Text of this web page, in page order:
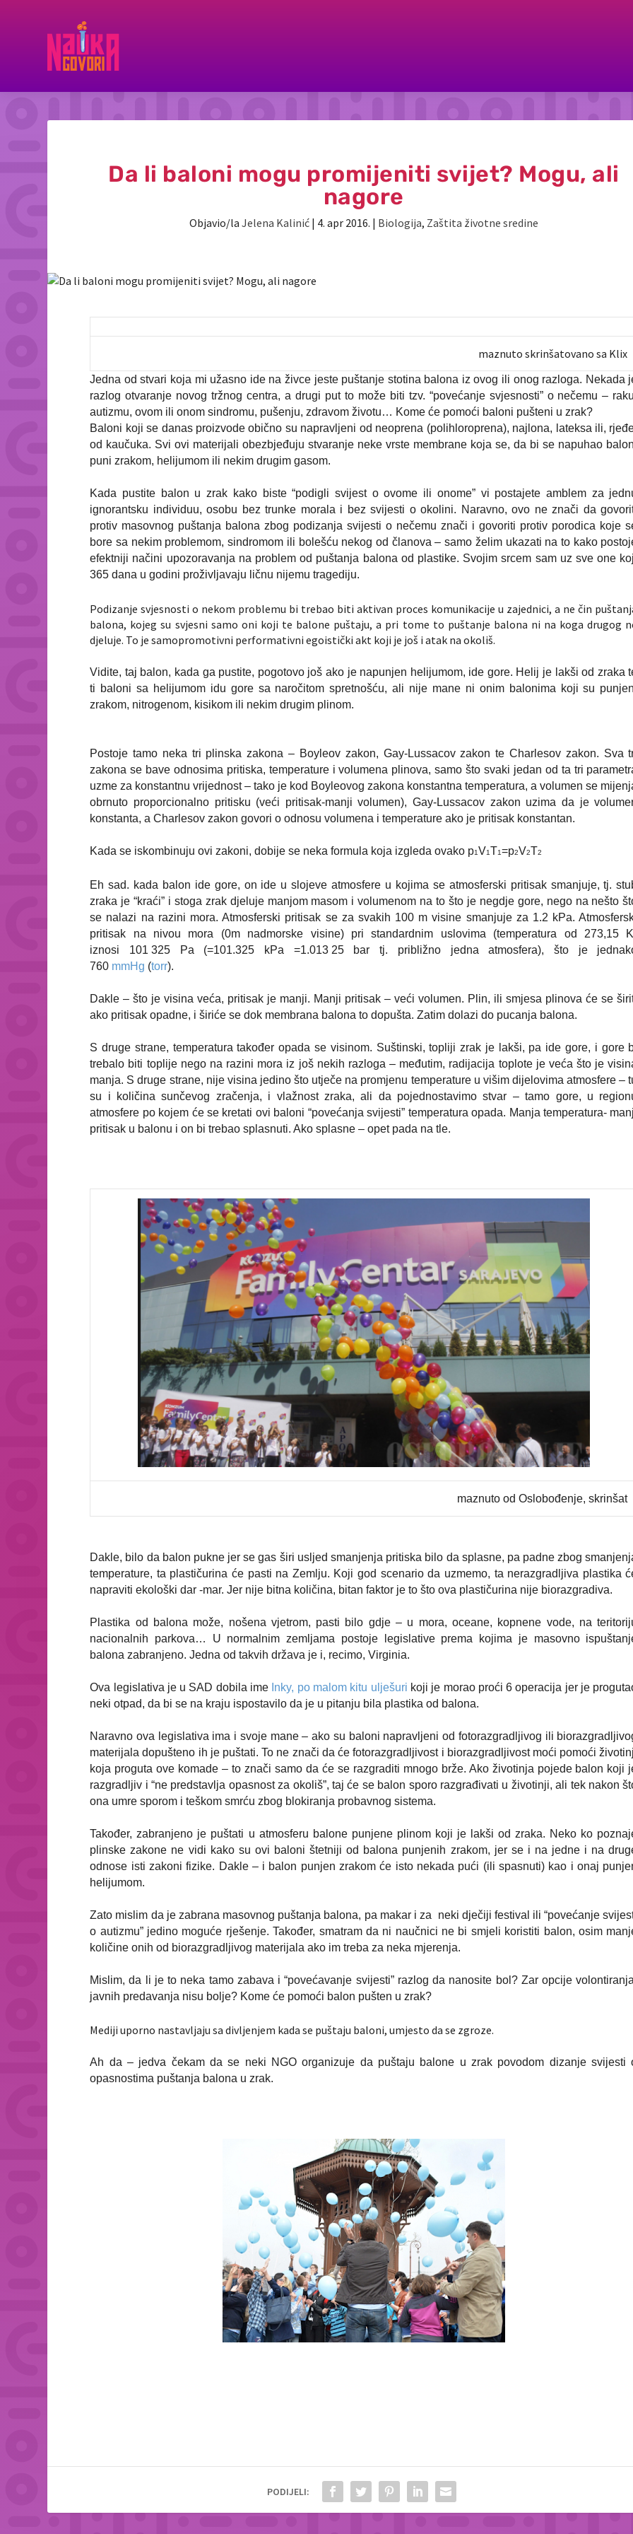
Da li baloni mogu promijeniti svijet? Mogu, ali
nagore
Objavio/la Jelena Kalinić| 4. apr 2016. | Biologija, Zaštita životne sredine
maznuto skrinšatovano sa Klix
Jedna od stvari koja mi užasno ide na živce jeste puštanje stotina balona iz ovog ili onog razloga. Nekada
razlog otvaranje novog tržnog centra, a drugi put to može biti tzv. “povećanje svjesnosti” o nečemu –
autizmu, ovom ili onom sindromu, pušenju, zdravom životu… Kome će pomoći baloni pušteni u zrak?
Baloni koji se danas proizvode obično su napravljeni od neoprena (polihloroprena), najlona, lateksa ili,
od kaučuka. Svi ovi materijali obezbjeđuju stvaranje neke vrste membrane koja se, da bi se napuhao
puni zrakom, helijumom ili nekim drugim gasom.
Kada pustite balon u zrak kako biste “podigli svijest o ovome ili onome” vi postajete amblem za
ignorantsku individuu, osobu bez trunke morala i bez svijesti o okolini. Naravno, ovo ne znači da
protiv masovnog puštanja balona zbog podizanja svijesti o nečemu znači i govoriti protiv porodica koje
bore sa nekim problemom, sindromom ili bolešću nekog od članova – samo želim ukazati na to kako
efektniji načini upozoravanja na problem od puštanja balona od plastike. Svojim srcem sam uz sve one
365 dana u godini proživljavaju ličnu nijemu tragediju.
Podizanje svjesnosti o nekom problemu bi trebao biti aktivan proces komunikacije u zajednici, a ne čin
balona, kojeg su svjesni samo oni koji te balone puštaju, a pri tome to puštanje balona ni na koga drugog
djeluje. To jesamopromotivni performativni egoistički akt koji je još i atak na okoliš.
Vidite, taj balon, kada ga pustite, pogotovo još ako je napunjen helijumom, ide gore. Helij je lakši od zraka
ti baloni sa helijumom idu gore sa naročitom spretnošću, ali nije mane ni onim balonima koji su
zrakom, nitrogenom, kisikom ili nekim drugim plinom.
Postoje tamo neka tri plinska zakona – Boyleov zakon, Gay-Lussacov zakon te Charlesov zakon. Sva
zakona se bave odnosima pritiska, temperature i volumena plinova, samo što svaki jedan od ta tri
uzme za konstantnu vrijednost – tako je kod Boyleovog zakona konstantna temperatura, a volumen se
obrnuto proporcionalno pritisku (veći pritisak-manji volumen), Gay-Lussacov zakon uzima da je
konstanta, a Charlesov zakon govori o odnosu volumena i temperature ako je pritisak konstantan.
Kada se iskombinuju ovi zakoni, dobije se neka formula koja izgleda ovako p1 V1 T1=p2V2T2
Eh sad. kada balon ide gore, on ide u slojeve atmosfere u kojima se atmosferski pritisak smanjuje, tj.
zraka je “kraći” i stoga zrak djeluje manjom masom i volumenom na to što je negdje gore, nego na nešto
se nalazi na razini mora. Atmosferski pritisak se za svakih 100 m visine smanjuje za 1.2 kPa.
pritisak na nivou mora (0m nadmorske visine) pri standardnim uslovima (temperatura od 273,15
iznosi 101 325 Pa (=101.325 kPa =1.013 25bar tj. približno jedna atmosfera), što je
760 mmHg (torr).
Dakle – što je visina veća, pritisak je manji. Manji pritisak – veći volumen. Plin, ili smjesa plinova će se
ako pritisak opadne, i širiće se dok membrana balona to dopušta. Zatim dolazi do pucanja balona.
S druge strane, temperatura također opada se visinom. Suštinski, topliji zrak je lakši, pa ide gore, i gore
trebalo biti toplije nego na razini mora iz još nekih razloga – međutim, radijacija toplote je veća što je
manja. S druge strane, nije visina jedino što utječe na promjenu temperature u višim dijelovima atmosfere –
su i količina sunčevog zračenja, i vlažnost zraka, ali da pojednostavimo stvar – tamo gore, u
atmosfere po kojem će se kretati ovi baloni “povećanja svijesti” temperatura opada. Manja temperatura-
pritisak u balonu i on bi trebao splasnuti. Ako splasne – opet pada na tle.
maznuto od Oslobođenje, skrinšat
Dakle, bilo da balon pukne jer se gas širi usljed smanjenja pritiska bilo da splasne, pa padne zbog
temperature, ta plastičurina će pasti na Zemlju. Koji god scenario da uzmemo, ta nerazgradljiva plastika
napraviti ekološki dar -mar. Jer nije bitna količina, bitan faktor je to što ova plastičurina nije biorazgradiva.
Plastika od balona može, nošena vjetrom, pasti bilo gdje – u mora, oceane, kopnene vode, na
nacionalnih parkova… U normalnim zemljama postoje legislative prema kojima je masovno
balona zabranjeno. Jedna od takvih država je i, recimo, Virginia.
Ova legislativa je u SAD dobila ime Inky, po malom kitu ulješuri koji je morao proći 6 operacija jer je
neki otpad, da bi se na kraju ispostavilo da je u pitanju bila plastika od balona.
Naravno ova legislativa ima i svoje mane – ako su baloni napravljeni od fotorazgradljivog ili
materijala dopušteno ih je puštati. To ne znači da će fotorazgradljivost i biorazgradljivost moći pomoći
koja proguta ove komade – to znači samo da će se razgraditi mnogo brže. Ako životinja pojede balon koji
razgradljiv i “ne predstavlja opasnost za okoliš”, taj će se balon sporo razgrađivati u životinji, ali tek nakon
ona umre sporom i teškom smrću zbog blokiranja probavnog sistema.
Također, zabranjeno je puštati u atmosferu balone punjene plinom koji je lakši od zraka. Neko ko
plinske zakone ne vidi kako su ovi baloni štetniji od balona punjenih zrakom, jer se i na jedne i na
odnose isti zakoni fizike. Dakle – i balon punjen zrakom će isto nekada pući (ili spasnuti) kao i onaj
helijumom.
Zato mislim da je zabrana masovnog puštanja balona, pa makar i za neki dječiji festival ili “povećanje
o autizmu” jedino moguće rješenje. Također, smatram da ni naučnici ne bi smjeli koristiti balon, osim
količine onih od biorazgradljivog materijala ako im treba za neka mjerenja.
Mislim, da li je to neka tamo zabava i “povećavanje svijesti” razlog da nanosite bol? Zar opcije
javnih predavanja nisu bolje? Kome će pomoći balon pušten u zrak?
Mediji uporno nastavljaju sa divljenjem kada se puštaju baloni, umjesto da se zgroze.
Ah da – jedva čekam da se neki NGO organizuje da puštaju balone u zrak povodom dizanje svijesti
opasnostima puštanja balona u zrak.
PODIJELI: